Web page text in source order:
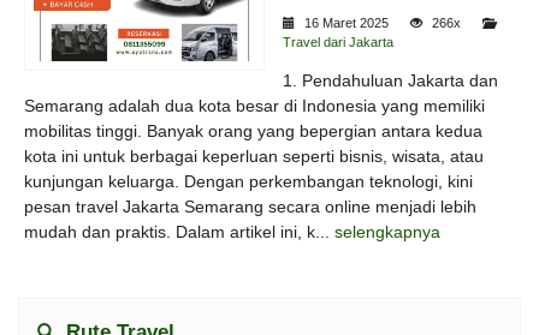
16 Maret 2025
266x
Travel dari Jakarta
1. Pendahuluan Jakarta dan
Semarang adalah dua kota besar di Indonesia yang memiliki
mobilitas tinggi. Banyak orang yang bepergian antara kedua
kota ini untuk berbagai keperluan seperti bisnis, wisata, atau
kunjungan keluarga. Dengan perkembangan teknologi, kini
pesan travel Jakarta Semarang secara online menjadi lebih
mudah dan praktis. Dalam artikel ini, k... selengkapnya